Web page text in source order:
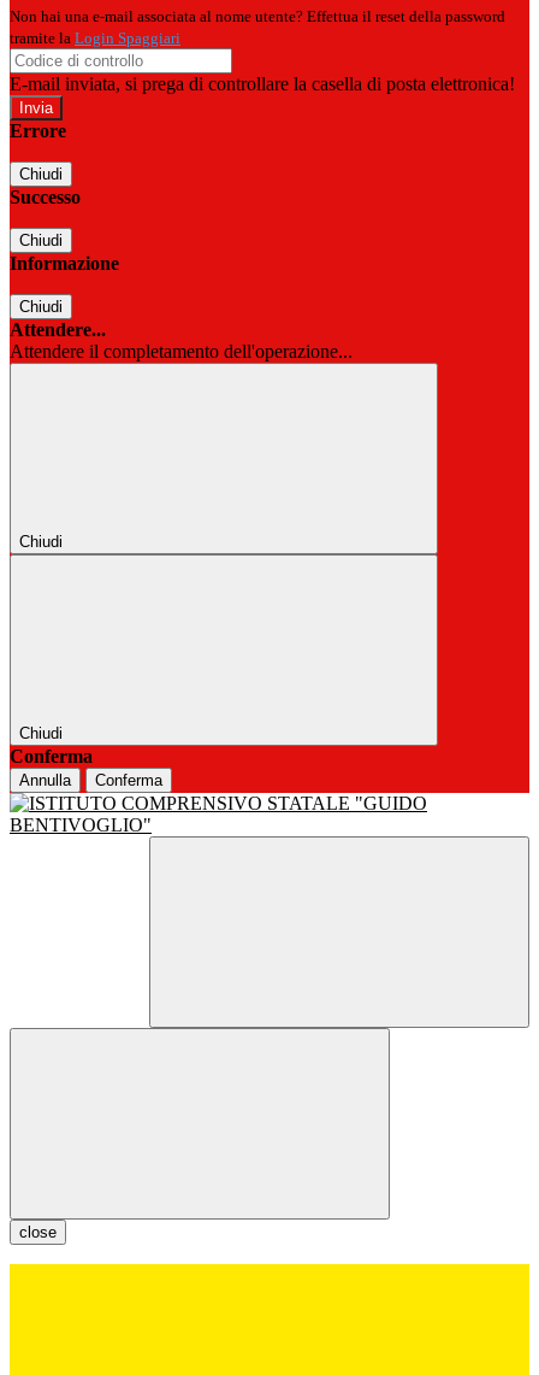
Non hai una e-mail associata al nome utente? Effettua il reset della password
tramite la Login Spaggiari
E-mail inviata, si prega di controllare la casella di posta elettronica!
Errore
Chiudi
Successo
Chiudi
Informazione
Chiudi
Attendere...
Attendere il completamento dell'operazione...
Chiudi
Chiudi
Conferma
Annulla Conferma
close